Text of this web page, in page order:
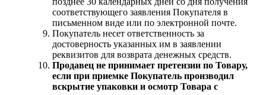
соответствующего заявления Покупателя в
письменном виде или по электронной почте.
Покупатель несет ответственность за
достоверность указанных им в заявлении
реквизитов для возврата денежных средств.
Продавец не принимает претензии по Товару,
если при приемке Покупатель производил
вскрытие упаковки и осмотр Товара с